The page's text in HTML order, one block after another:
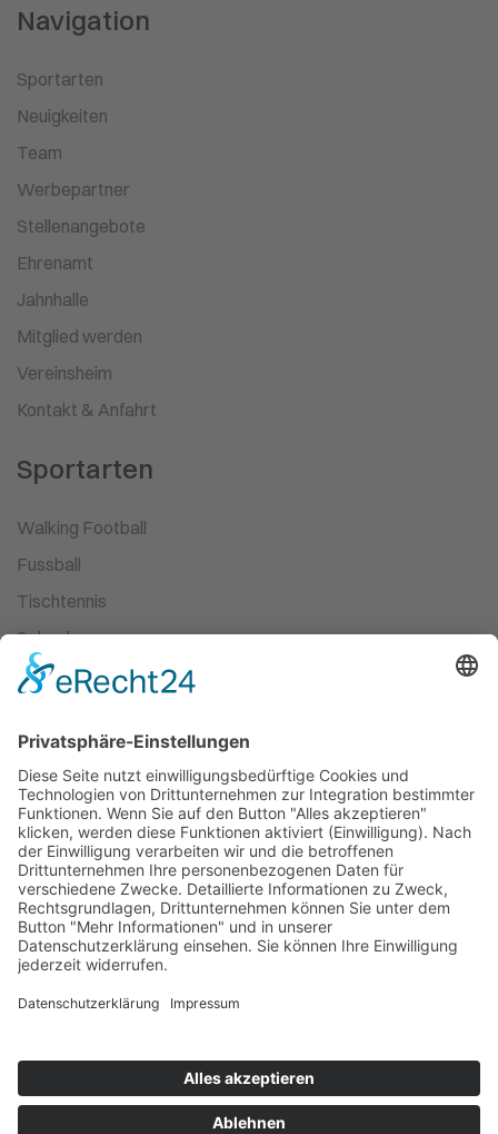
Navigation
Sportarten
Neuigkeiten
Team
Werbepartner
Stellenangebote
Ehrenamt
Jahnhalle
Mitglied werden
Vereinsheim
Kontakt & Anfahrt
Sportarten
Walking Football
Fussball
Tischtennis
Schach
Ski-Wandern
Kampfsport
Leichtathletik
Ballett
Schwimmen
Racketsport
Dart
Basketball
© 2024 by TSV Hirschaid | Alle Rechte vorbehalten |
Die Vindicators